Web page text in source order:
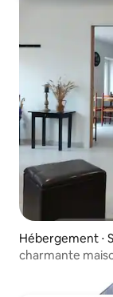
Hébergement ⋅
charmante